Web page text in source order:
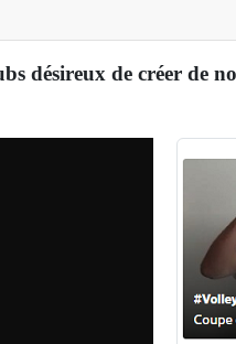
désireux de créer de